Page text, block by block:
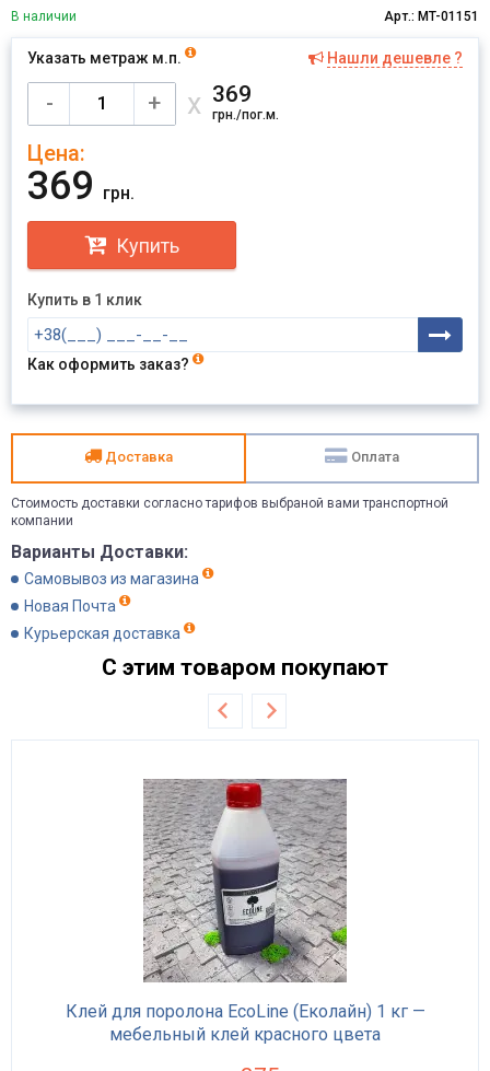
В наличии Арт.: MT-01151
Указать метраж м.п. Нашли дешевле ?
- + х 369
грн./пог.м.
Цена:
369 грн.
Купить
Купить в 1 клик
Как оформить заказ?
Доставка Оплата
Стоимость доставки согласно тарифов выбраной вами транспортной
компании
Варианты Доставки:
Самовывоз из магазина
Новая Почта
Курьерская доставка
С этим товаром покупают
Клей для поролона EcoLine (Еколайн) 1 кг —
мебельный клей красного цвета